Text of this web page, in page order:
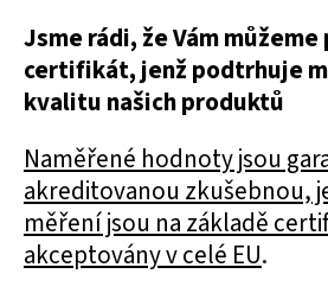
Jsme rádi, že Vám
certifikát, jenž podtrhuje
kvalitu našich produktů
Naměřené hodnoty jsou
akreditovanou zkušebnou,
měření jsou na základě
akceptovány v celé EU.